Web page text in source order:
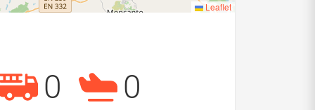
Leaflet
0 0